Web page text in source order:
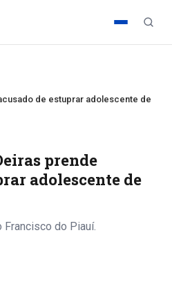
de estuprar adolescente de
prende
adolescente de
do Piauí.